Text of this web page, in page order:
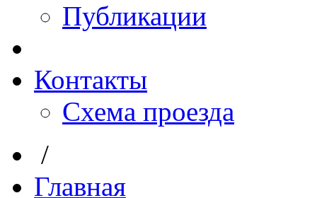
Публикации
Контакты
Схема проезда
/
Главная